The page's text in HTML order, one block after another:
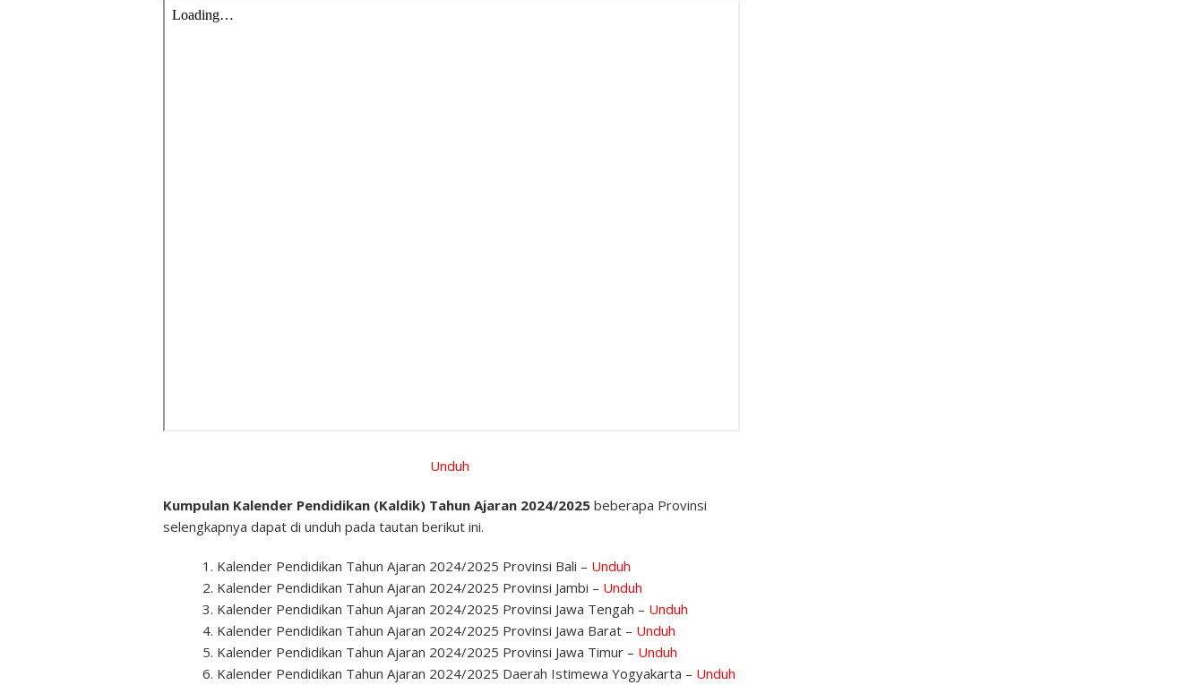
Unduh
Kumpulan Kalender Pendidikan (Kaldik) Tahun Ajaran 2024/2025 beberapa Provinsi
selengkapnya dapat di unduh pada tautan berikut ini.
Kalender Pendidikan Tahun Ajaran 2024/2025 Provinsi Bali – Unduh
Kalender Pendidikan Tahun Ajaran 2024/2025 Provinsi Jambi – Unduh
Kalender Pendidikan Tahun Ajaran 2024/2025 Provinsi Jawa Tengah – Unduh
Kalender Pendidikan Tahun Ajaran 2024/2025 Provinsi Jawa Barat – Unduh
Kalender Pendidikan Tahun Ajaran 2024/2025 Provinsi Jawa Timur – Unduh
Kalender Pendidikan Tahun Ajaran 2024/2025 Daerah Istimewa Yogyakarta – Unduh